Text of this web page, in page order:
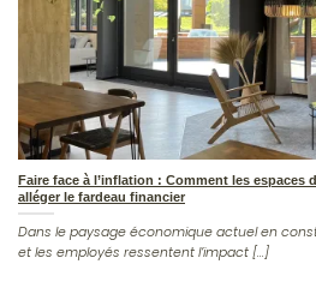
Faire face à l’inflation : Comment les espaces
alléger le fardeau financier
Dans le paysage économique actuel en
et les employés ressentent l’impact [...]